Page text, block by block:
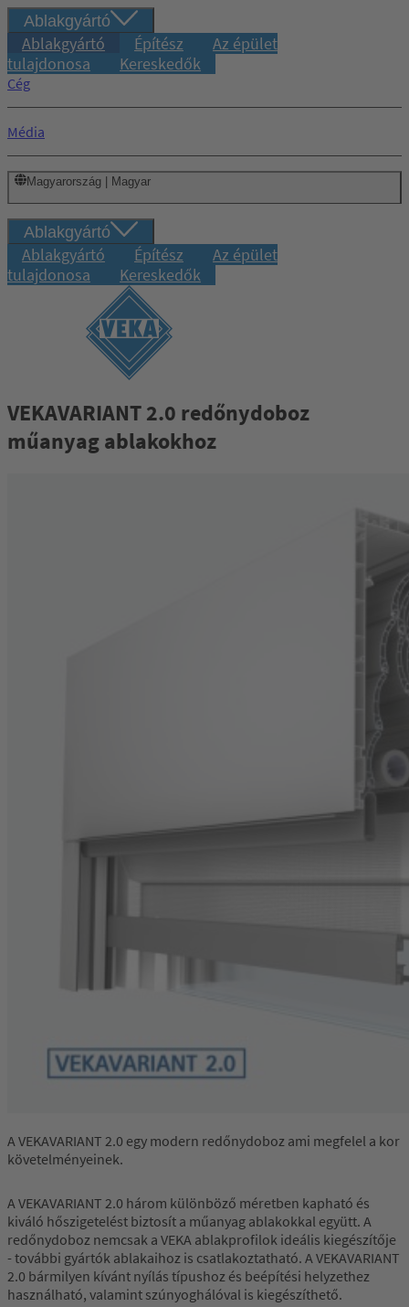
Ablakgyártó
Ablakgyártó Építész
Az épület
tulajdonosa
Kereskedők
Cég
Média
Magyarország | Magyar
Ablakgyártó
Ablakgyártó Építész
Az épület
tulajdonosa
Kereskedők
VEKAVARIANT 2.0 redőnydoboz
műanyag ablakokhoz
A VEKAVARIANT 2.0 egy modern redőnydoboz ami megfelel a kor
követelményeinek.
A VEKAVARIANT 2.0 három különböző méretben kapható és
kiváló hőszigetelést biztosít a műanyag ablakokkal együtt. A
redőnydoboz nemcsak a VEKA ablakprofilok ideális kiegészítője
- további gyártók ablakaihoz is csatlakoztatható. A VEKAVARIANT
2.0 bármilyen kívánt nyílás típushoz és beépítési helyzethez
használható, valamint szúnyoghálóval is kiegészíthető.